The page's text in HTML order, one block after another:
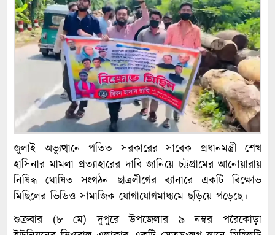
জুলাই অভ্যুত্থানে পতিত সরকারের সাবেক প্রধানমন্ত্রী শেখ
হাসিনার মামলা প্রত্যাহারের দাবি জানিয়ে চট্টগ্রামের আনোয়ারায়
নিষিদ্ধ ঘোষিত সংগঠন ছাত্রলীগের ব্যানারে একটি বিক্ষোভ
মিছিলের ভিডিও সামাজিক যোগাযোগমাধ্যমে ছড়িয়ে পড়েছে।
শুক্রবার (৮ মে) দুপুরে উপজেলার ৯ নম্বর পরৈকোড়া